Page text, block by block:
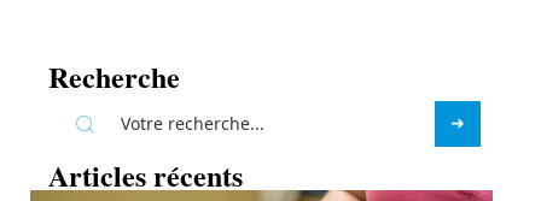
Recherche
Articles récents